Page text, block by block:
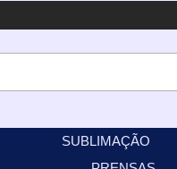
SUBLIMAÇÃO